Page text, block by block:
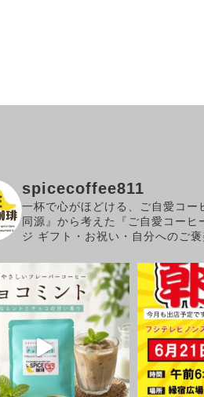
spicecoffee811
一杯で心がほどける、ご自愛コー
同源』から考えた『ご自愛コーヒ
ジ ギフト・お祝い・自分へのご